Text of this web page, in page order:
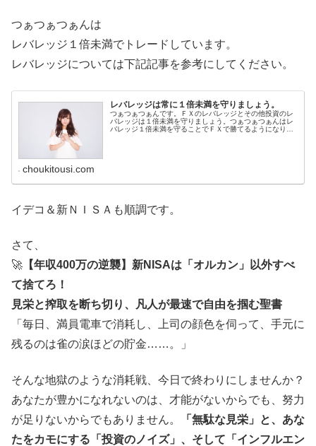
つぁつぁつぁんは
レバレッジ１倍未満でトレードしています。
レバレッジについては下記記事を参考にしてください。
レバレッジは常に１倍未満を守りましょう。
つぁつぁつぁんです。ＦＸのレバレッジとその他投資のレ
バレッジは１倍未満を守りましょう。つぁつぁつぁんはレ
バレッジ１倍未満を守ることでＦＸで勝てるようになりま
choukitousi.com
イデコ＆新ＮＩＳＡも順調です。
さて、
🚀 【年収400万の逆襲】新NISAは「オルカン」以外すべ
て捨てろ！
見栄と搾取を断ち切り、凡人が最速で自由を掴む聖書
「毎日、満員電車で消耗し、上司の顔色を伺って、手元に
残るのは雀の涙ほどの貯金……。」
そんな地獄のような消耗戦、今日で終わりにしませんか？
あなたが豊かになれないのは、才能がないからでも、努力
が足りないからでもありません。
「無駄な見栄」と、あな
たをカモにする「投資のノイズ」、そして「インフルエン